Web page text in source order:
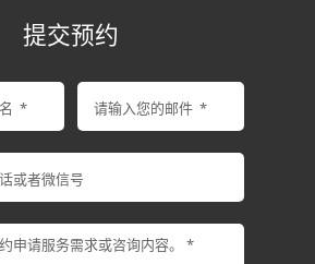
提交预约